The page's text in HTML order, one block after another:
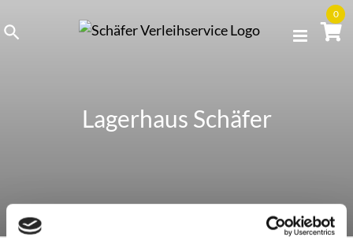
to
Lagerhaus Schäfer
0